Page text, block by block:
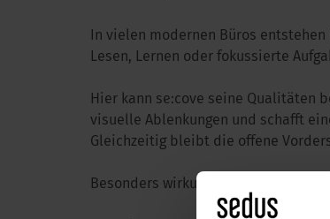
In vielen modernen Büros
Lesen, Lernen oder fokussierte
Hier kann se:cove seine Qualitäten
visuelle Ablenkungen und schafft
Gleichzeitig bleibt die offene
Besonders wirkungsvoll ist der